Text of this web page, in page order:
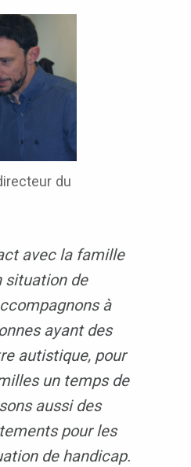
du
avec la famille
situation de
à
ayant des
autistique, pour
un temps de
aussi des
pour les
de handicap.